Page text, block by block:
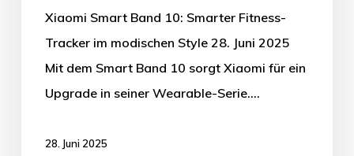
Xiaomi Smart Band 10: Smarter Fitness-
Tracker im modischen Style 28. Juni 2025
Mit dem Smart Band 10 sorgt Xiaomi für ein
Upgrade in seiner Wearable-Serie.…
28. Juni 2025